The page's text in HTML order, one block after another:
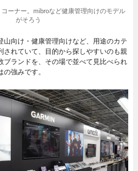
コーナー。mibroなど健康管理向けのモデル
がそろう
山向け・健康管理向けなど、用途のカテ
されていて、目的から探しやすいのも親
ブランドを、その場で並べて見比べられ
強みです。